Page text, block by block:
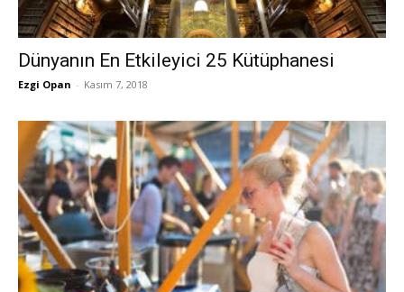
Dünyanın En Etkileyici 25 Kütüphanesi
Ezgi Opan - Kasım 7, 2018